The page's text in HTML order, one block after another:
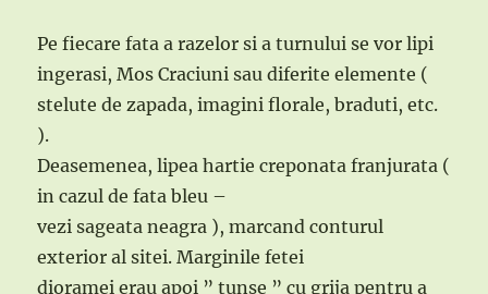
Pe fiecare fata a razelor si a turnului se vor lipi
ingerasi, Mos Craciuni sau diferite elemente (
stelute de zapada, imagini florale, braduti, etc.
).
Deasemenea, lipea hartie creponata franjurata (
in cazul de fata bleu –
vezi sageata neagra ), marcand conturul
exterior al sitei. Marginile fetei
dioramei erau apoi ” tunse ” cu grija pentru a